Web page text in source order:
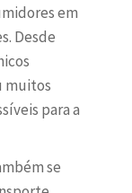
em
Desde
muitos
para a
se